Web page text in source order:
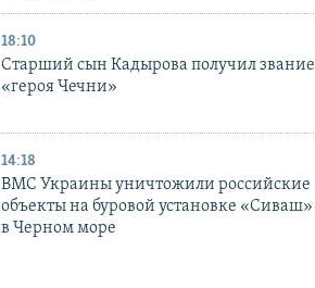
18:10
Старший сын Кадырова получил звание
«героя Чечни»
14:18
ВМС Украины уничтожили российские
объекты на буровой установке «Сиваш»
в Черном море